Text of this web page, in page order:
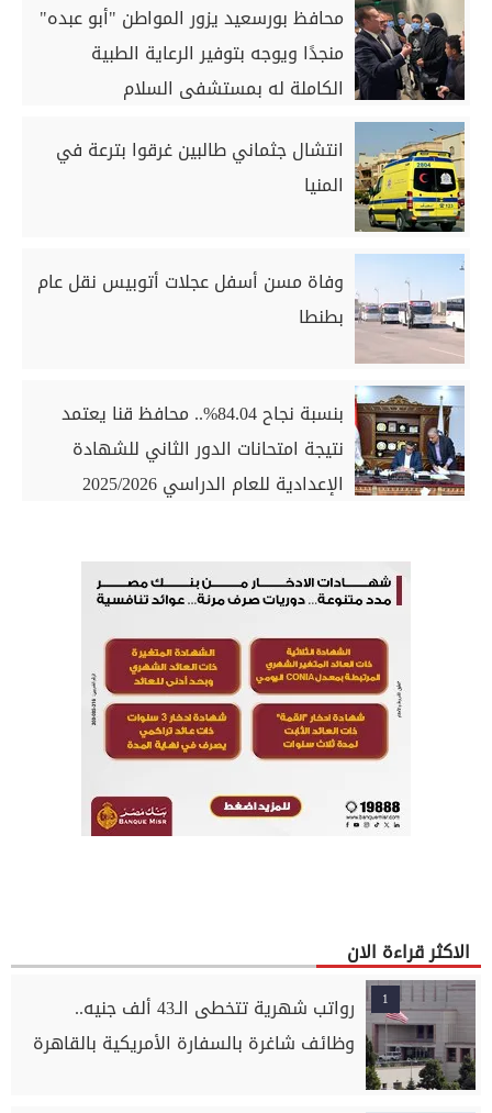
محافظ بورسعيد يزور المواطن "أبو عبده"
منجدًا ويوجه بتوفير الرعاية الطبية
الكاملة له بمستشفى السلام
انتشال جثماني طالبين غرقوا بترعة في
المنيا
وفاة مسن أسفل عجلات أتوبيس نقل عام
بطنطا
بنسبة نجاح 84.04%.. محافظ قنا يعتمد
نتيجة امتحانات الدور الثاني للشهادة
الإعدادية للعام الدراسي 2025/2026
الاكثر قراءة الان
1
رواتب شهرية تتخطى الـ43 ألف جنيه..
وظائف شاغرة بالسفارة الأمريكية بالقاهرة